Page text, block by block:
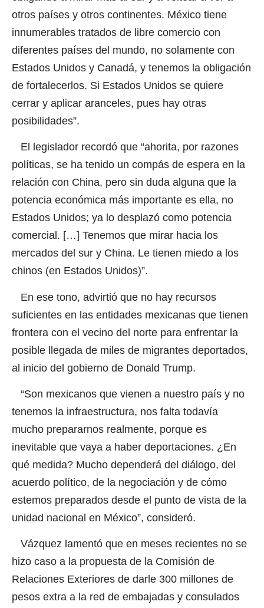
otros países y otros continentes. México tiene
innumerables tratados de libre comercio con
diferentes países del mundo, no solamente con
Estados Unidos y Canadá, y tenemos la obligación
de fortalecerlos. Si Estados Unidos se quiere
cerrar y aplicar aranceles, pues hay otras
posibilidades”.
El legislador recordó que “ahorita, por razones
políticas, se ha tenido un compás de espera en la
relación con China, pero sin duda alguna que la
potencia económica más importante es ella, no
Estados Unidos; ya lo desplazó como potencia
comercial. […] Tenemos que mirar hacia los
mercados del sur y China. Le tienen miedo a los
chinos (en Estados Unidos)”.
En ese tono, advirtió que no hay recursos
suficientes en las entidades mexicanas que tienen
frontera con el vecino del norte para enfrentar la
posible llegada de miles de migrantes deportados,
al inicio del gobierno de Donald Trump.
“Son mexicanos que vienen a nuestro país y no
tenemos la infraestructura, nos falta todavía
mucho prepararnos realmente, porque es
inevitable que vaya a haber deportaciones. ¿En
qué medida? Mucho dependerá del diálogo, del
acuerdo político, de la negociación y de cómo
estemos preparados desde el punto de vista de la
unidad nacional en México”, consideró.
Vázquez lamentó que en meses recientes no se
hizo caso a la propuesta de la Comisión de
Relaciones Exteriores de darle 300 millones de
pesos extra a la red de embajadas y consulados